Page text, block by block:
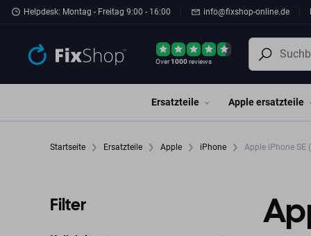
Zum Hauptinhalt springen
Helpdesk: Montag - Freitag 9:00 - 16:00 info@fixshop-online.de
Over1000reviews
Ersatzteile Apple ersatzteile
Startseite Ersatzteile Apple iPhone Apple iPhone SE
Filter